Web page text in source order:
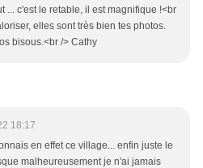
... c'est le retable, il est magnifique !<br
elles sont très bien tes photos.
bisous.<br /> Cathy
18:17
en effet ce village... enfin juste le
malheureusement je n'ai jamais